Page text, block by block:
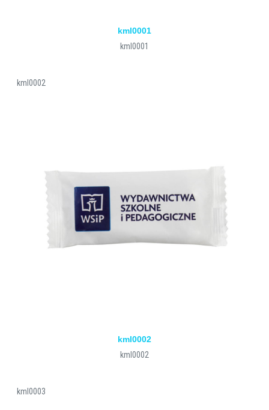
kml0001
kml0001
kml0002
kml0002
kml0002
kml0003